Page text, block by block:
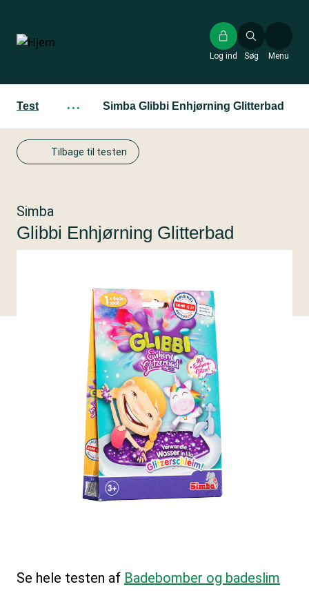
hovedindhold
Søg
Log ind Menu
Test ··· Simba Glibbi Enhjørning Glitterbad
Tilbage til testen
Simba
Glibbi Enhjørning Glitterbad
Se hele testen af Badebomber og badeslim